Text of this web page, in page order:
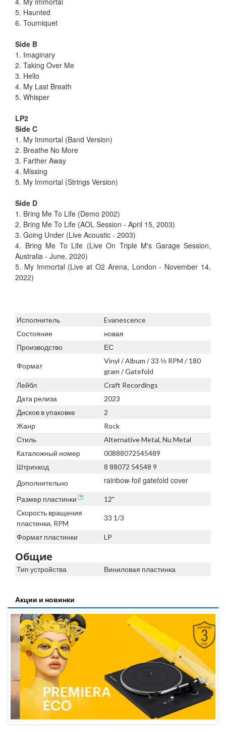
5. Haunted
6. Tourniquet
Side B
1. Imaginary
2. Taking Over Me
3. Hello
4. My Last Breath
5. Whisper
LP2
Side C
1. My Immortal (Band Version)
2. Breathe No More
3. Farther Away
4. Missing
5. My Immortal (Strings Version)
Side D
1. Bring Me To Life (Demo 2002)
2. Bring Me To Life (AOL Session - April 15, 2003)
3. Going Under (Live Acoustic - 2003)
4. Bring Me To Life (Live On Triple M's Garage Session,
Australia - June, 2020)
5. My Immortal (Live at O2 Arena, London - November 14,
2022)
Исполнитель
Evanescence
Состояние
новая
Производство
ЕС
Формат
Vinyl / Album / 33 ⅓ RPM / 180
gram / Gatefold
Лейбл
Craft Recordings
Дата релиза
2023
Дисков в упаковке
2
Жанр
Rock
Стиль
Alternative Metal, Nu Metal
Каталожный номер
00888072545489
Штрихкод
8 88072 54548 9
Дополнительно
rainbow-foil gatefold cover
Размер пластинки
12"
Скорость вращения
пластинки, RPM
33 1/3
Формат пластинки LP
Общие
Тип устройства Виниловая пластинка
Акции и новинки